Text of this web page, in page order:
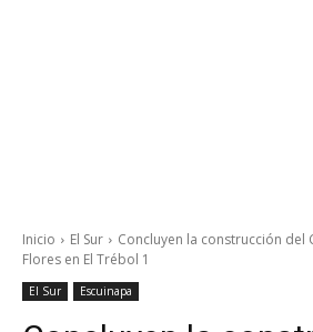
Inicio El Sur
Concluyen la construcción del
Flores en El Trébol 1
El Sur Escuinapa